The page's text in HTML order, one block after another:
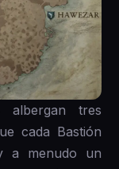
tres
cada Bastión
a menudo un